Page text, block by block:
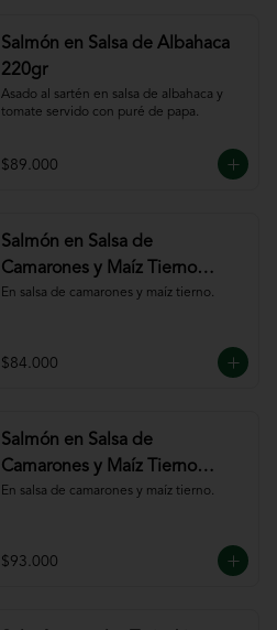
Salmón en Salsa de Albahaca
220gr
Asado al sartén en salsa de albahaca y
tomate servido con puré de papa.
$89.000
Salmón en Salsa de
Camarones y Maíz Tierno
180gr
En salsa de camarones y maíz tierno.
$84.000
Salmón en Salsa de
Camarones y Maíz Tierno
220gr
En salsa de camarones y maíz tierno.
$93.000